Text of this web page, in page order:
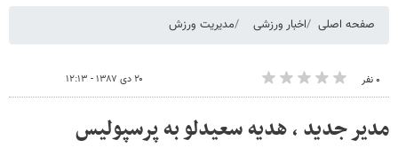
صفحه اصلی اخبار ورزشی مدیریت ورزش
۰ نفر ۲۰ دی ۱۳۸۷ - ۱۲:۱۳
مدیر جدید ، هدیه سعیدلو به پرسپولیس